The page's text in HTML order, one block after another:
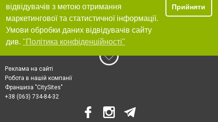
відвідувачів з метою отримання
маркетингової та статистичної інформації.
Умови обробки даних відвідувачів сайту
див. "Політика конфіденційності"
Прийняти
Реклама на сайті
Робота в нашій компанії
Франшиза "CitySites"
+38 (063) 734-84-32